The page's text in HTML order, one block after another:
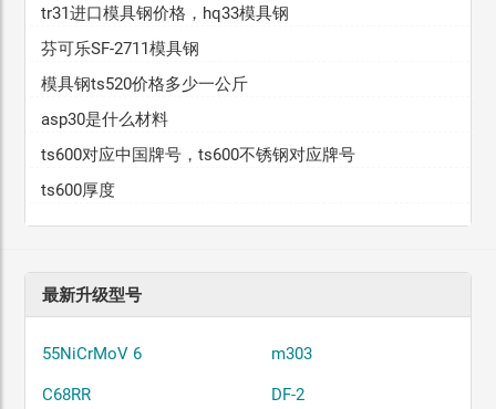
tr31进口模具钢价格，hq33模具钢
芬可乐SF-2711模具钢
模具钢ts520价格多少一公斤
asp30是什么材料
ts600对应中国牌号，ts600不锈钢对应牌号
ts600厚度
最新升级型号
55NiCrMoV 6 m303
C68RR DF-2